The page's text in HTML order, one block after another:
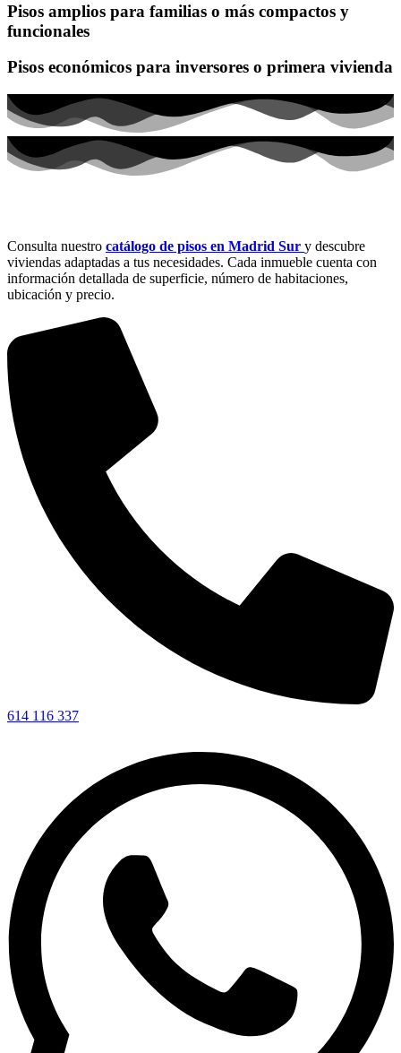
Pisos amplios para familias o más compactos y
funcionales
Pisos económicos para inversores o primera vivienda
Consulta nuestro catálogo de pisos en Madrid Sur y descubre
viviendas adaptadas a tus necesidades. Cada inmueble cuenta con
información detallada de superficie, número de habitaciones,
ubicación y precio.
614 116 337